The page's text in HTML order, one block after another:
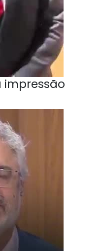
impressão